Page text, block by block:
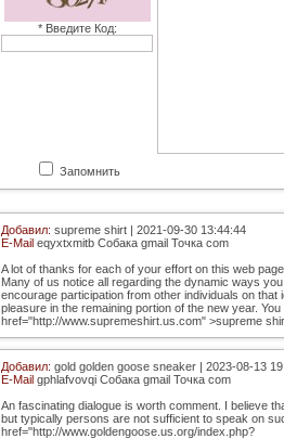
* Введите Код:
Запомнить
Добавил: supreme shirt | 2021-09-30 13:44:44
E-Mail eqyxtxmitb Собака gmail Точка com
A lot of thanks for each of your effort on this web
Many of us notice all regarding the dynamic ways
encourage participation from other individuals on
pleasure in the remaining portion of the new year.
href="http://www.supremeshirt.us.com" >supreme
Добавил: gold golden goose sneaker | 2023-08-13
E-Mail gphlafvovqi Собака gmail Точка com
An fascinating dialogue is worth comment. I believe
but typically persons are not sufficient to speak on
href="http://www.goldengoose.us.org/index.php?